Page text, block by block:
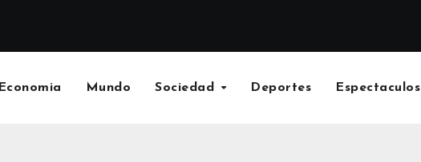
Economia Mundo Sociedad Deportes Espectaculos